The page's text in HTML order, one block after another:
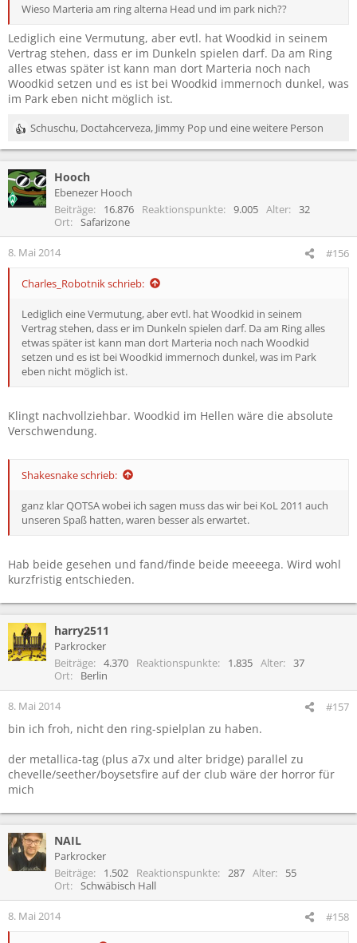
Wieso Marteria am ring alterna Head und im park nich??
Lediglich eine Vermutung, aber evtl. hat Woodkid in seinem
Vertrag stehen, dass er im Dunkeln spielen darf. Da am Ring
alles etwas später ist kann man dort Marteria noch nach
Woodkid setzen und es ist bei Woodkid immernoch dunkel, was
im Park eben nicht möglich ist.
R
e
k
t
i
n
Schuschu, Doctahcerveza, Jimmy Pop und eine weitere Person
Hooch
Ebenezer Hooch
Beiträge
16.876 Reaktionspunkte 9.005 Alter
32
Ort
Safarizone
8. Mai 2014 #156
Charles_Robotnik schrieb:
Lediglich eine Vermutung, aber evtl. hat Woodkid in seinem
Vertrag stehen, dass er im Dunkeln spielen darf. Da am Ring alles
etwas später ist kann man dort Marteria noch nach Woodkid
setzen und es ist bei Woodkid immernoch dunkel, was im Park
eben nicht möglich ist.
Klingt nachvollziehbar. Woodkid im Hellen wäre die absolute
Verschwendung.
Shakesnake schrieb:
ganz klar QOTSA wobei ich sagen muss das wir bei KoL 2011 auch
unseren Spaß hatten, waren besser als erwartet.
Hab beide gesehen und fand/finde beide meeeega. Wird wohl
kurzfristig entschieden.
harry2511
Parkrocker
Beiträge
4.370 Reaktionspunkte 1.835 Alter
37
Ort
Berlin
8. Mai 2014 #157
bin ich froh, nicht den ring-spielplan zu haben.
der metallica-tag (plus a7x und alter bridge) parallel zu
chevelle/seether/boysetsfire auf der club wäre der horror für
mich
NAIL
Parkrocker
Beiträge
1.502 Reaktionspunkte 287 Alter
55
Ort
Schwäbisch Hall
8. Mai 2014 #158